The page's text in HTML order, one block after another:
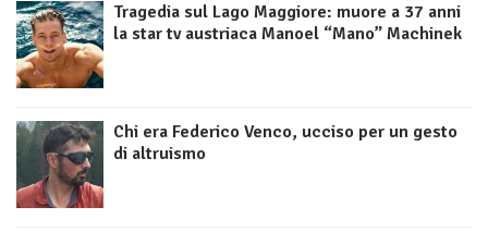
Tragedia sul Lago Maggiore: muore a 37 anni
la star tv austriaca Manoel “Mano” Machinek
Chi era Federico Venco, ucciso per un gesto
di altruismo